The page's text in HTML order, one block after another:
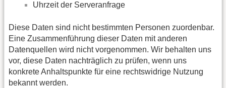
Uhrzeit der Serveranfrage
Diese Daten sind nicht bestimmten Personen zuordenbar.
Eine Zusammenführung dieser Daten mit anderen
Datenquellen wird nicht vorgenommen. Wir behalten uns
vor, diese Daten nachträglich zu prüfen, wenn uns
konkrete Anhaltspunkte für eine rechtswidrige Nutzung
bekannt werden.